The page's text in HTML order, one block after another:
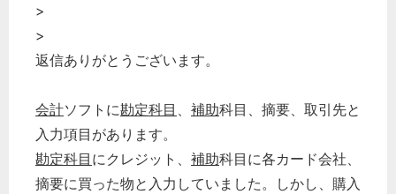
>
>
返信ありがとうございます。
会計ソフトに勘定科目 、 補助科目、摘要、取引先と
入力項目があります。
勘定科目 にクレジット、 補助科目に各カード会社、
摘要に買った物と入力していました。しかし、購入